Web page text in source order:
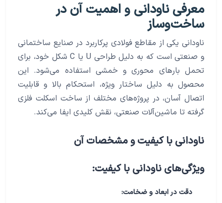
معرفی ناودانی و اهمیت آن در
ساخت‌وساز
ناودانی یکی از مقاطع فولادی پرکاربرد در صنایع ساختمانی
و صنعتی است که به دلیل طراحی U یا C شکل خود، برای
تحمل بارهای محوری و خمشی استفاده می‌شود. این
محصول به دلیل ساختار ویژه، استحکام بالا و قابلیت
اتصال آسان، در پروژه‌های مختلف از ساخت اسکلت فلزی
گرفته تا ماشین‌آلات صنعتی، نقش کلیدی ایفا می‌کند.
ناودانی با کیفیت و مشخصات آن
ویژگی‌های ناودانی با کیفیت:
دقت در ابعاد و ضخامت: